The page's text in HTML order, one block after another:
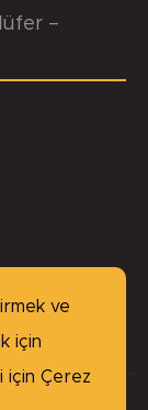
–
ve
için
için Çerez